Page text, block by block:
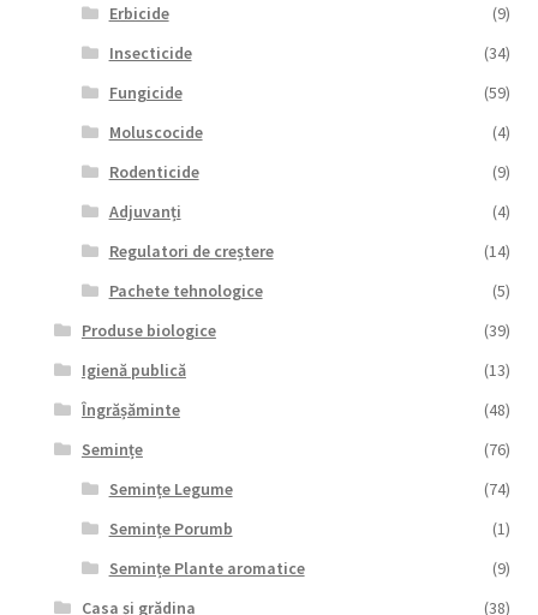
Erbicide
(9)
Insecticide
(34)
Fungicide
(59)
Moluscocide
(4)
Rodenticide
(9)
Adjuvanți
(4)
Regulatori de creștere
(14)
Pachete tehnologice
(5)
Produse biologice
(39)
Igienă publică
(13)
Îngrășăminte
(48)
Semințe
(76)
Semințe Legume
(74)
Semințe Porumb
(1)
Semințe Plante aromatice
(9)
Casa și grădina
(38)